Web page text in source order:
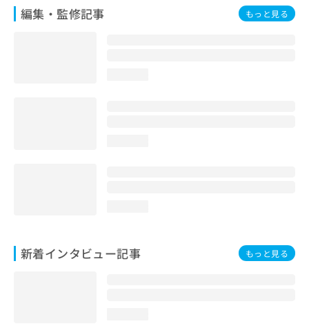
編集・監修記事 もっと見る
新着インタビュー記事 もっと見る